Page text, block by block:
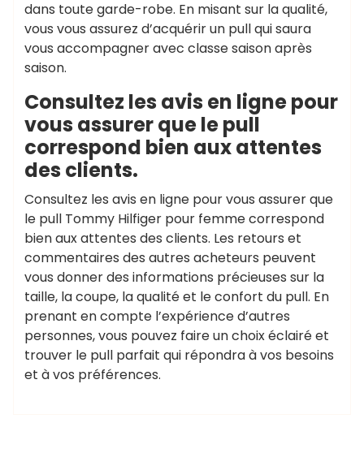
dans toute garde-robe. En misant sur la qualité,
vous vous assurez d’acquérir un pull qui saura
vous accompagner avec classe saison après
saison.
Consultez les avis en ligne pour
vous assurer que le pull
correspond bien aux attentes
des clients.
Consultez les avis en ligne pour vous assurer que
le pull Tommy Hilfiger pour femme correspond
bien aux attentes des clients. Les retours et
commentaires des autres acheteurs peuvent
vous donner des informations précieuses sur la
taille, la coupe, la qualité et le confort du pull. En
prenant en compte l’expérience d’autres
personnes, vous pouvez faire un choix éclairé et
trouver le pull parfait qui répondra à vos besoins
et à vos préférences.